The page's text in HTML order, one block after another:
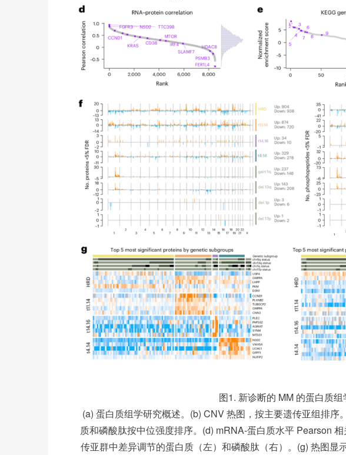
图1. 新诊断的 MM 的蛋白质组
(a) 蛋白质组学研究概述。(b) CNV 热图，按主要遗传亚组排序
质和磷酸肽按中位强度排序。(d) mRNA-蛋白质水平 Pearson
传亚群中差异调节的蛋白质（左）和磷酸肽（右）。(g) 热图显